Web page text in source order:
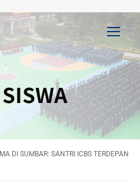
DI SUMBAR: SANTRI ICBS TERDEPAN